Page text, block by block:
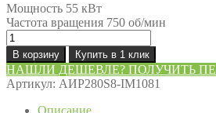
Мощность 55 кВт
Частота вращения 750 об/мин
Количество
товара
Электродвигатель
АИР280S8
IM1081(B3)
лапы
В корзину Купить в 1 клик
НАШЛИ ДЕШЕВЛЕ? ПОЛУЧИТЬ
Артикул: АИР280S8-IM1081
Описание